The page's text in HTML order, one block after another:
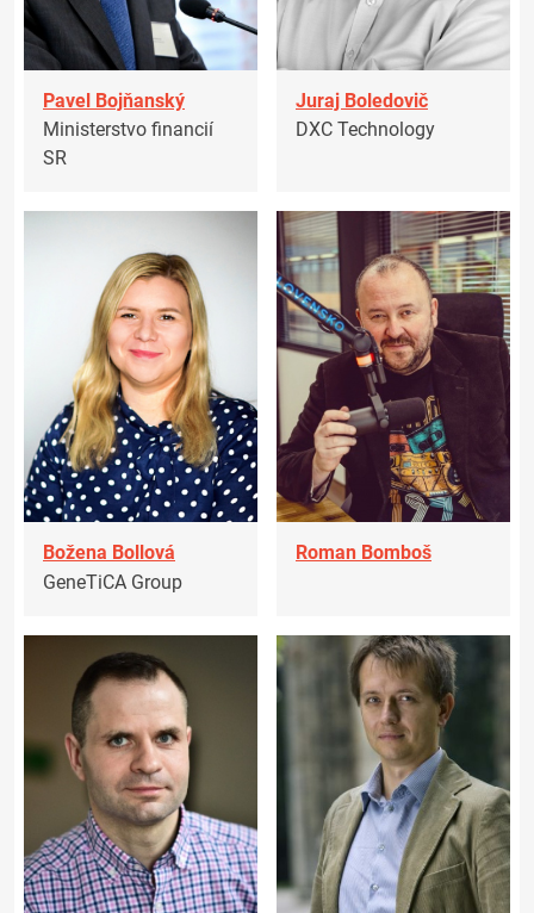
Pavel Bojňanský
Ministerstvo financií
SR
Juraj Boledovič
DXC Technology
Božena Bollová
GeneTiCA Group
Roman Bomboš